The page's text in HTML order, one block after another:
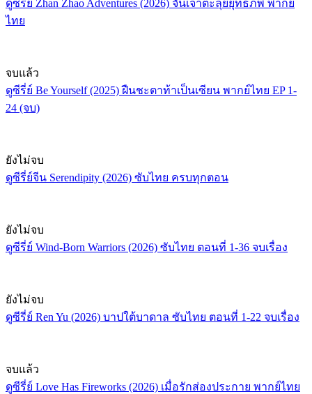
ดูซีรี่ย์ Zhan Zhao Adventures (2026) จั่นเจาตะลุยยุทธภพ พากย์
ไทย
จบแล้ว
ดูซีรี่ย์ Be Yourself (2025) ฝืนชะตาท้าเป็นเซียน พากย์ไทย EP 1-
24 (จบ)
ยังไม่จบ
ดูซีรี่ย์จีน Serendipity (2026) ซับไทย ครบทุกตอน
ยังไม่จบ
ดูซีรี่ย์ Wind-Born Warriors (2026) ซับไทย ตอนที่ 1-36 จบเรื่อง
ยังไม่จบ
ดูซีรี่ย์ Ren Yu (2026) บาปใต้บาดาล ซับไทย ตอนที่ 1-22 จบเรื่อง
จบแล้ว
ดูซีรี่ย์ Love Has Fireworks (2026) เมื่อรักส่องประกาย พากย์ไทย